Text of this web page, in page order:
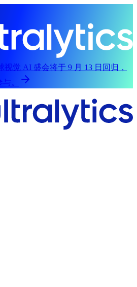
视觉 AI 盛会将于 9 月 13 日回归，
。